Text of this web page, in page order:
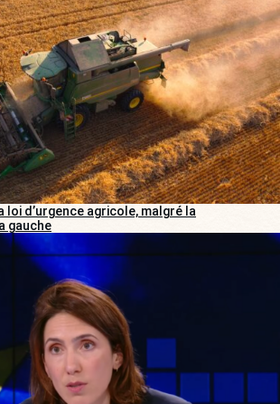
loi d’urgence agricole, malgré la
gauche